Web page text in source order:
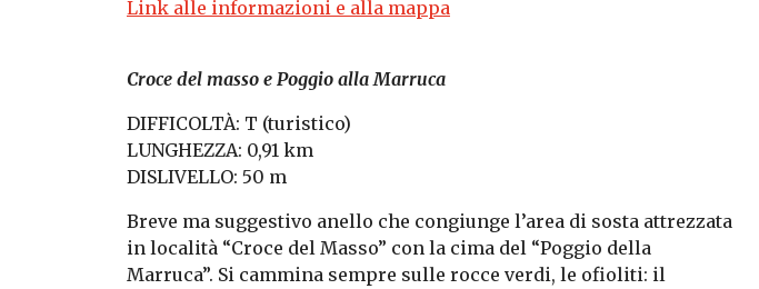
Link alle informazioni e alla mappa
Croce del masso e Poggio alla Marruca
DIFFICOLTÀ: T (turistico)
LUNGHEZZA: 0,91 km
DISLIVELLO: 50 m
Breve ma suggestivo anello che congiunge l’area di sosta attrezzata
in località “Croce del Masso” con la cima del “Poggio della
Marruca”. Si cammina sempre sulle rocce verdi, le ofioliti: il